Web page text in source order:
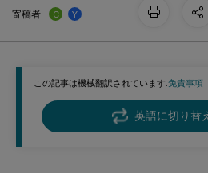
この記事は機械翻訳されています.免責事項
英語に切り替え
寄稿者:
C Y